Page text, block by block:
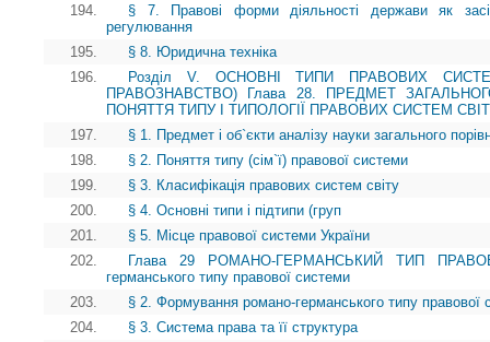
194.
§ 7. Правові форми діяльності держави як
регулювання
195.
§ 8. Юридична техніка
196.
Розділ V. ОСНОВНІ ТИПИ ПРАВОВИХ
ПРАВОЗНАВСТВО) Глава 28. ПРЕДМЕТ
ПОНЯТТЯ ТИПУ І ТИПОЛОГІЇ ПРАВОВИХ СИСТЕМ
197.
§ 1. Предмет і об`єкти аналізу науки загального
198.
§ 2. Поняття типу (сім`ї) правової системи
199.
§ 3. Класифікація правових систем світу
200.
§ 4. Основні типи і підтипи (груп
201.
§ 5. Місце правової системи України
202.
Глава 29 РОМАНО-ГЕРМАНСЬКИЙ ТИП
германського типу правової системи
203.
§ 2. Формування романо-германського типу правової
204.
§ 3. Система права та її структура